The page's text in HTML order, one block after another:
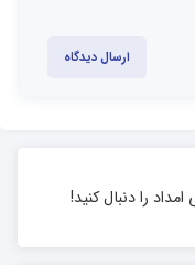
ارسال دیدگاه
را دنبال کنید!